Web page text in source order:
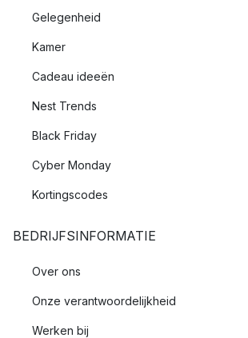
Gelegenheid
Kamer
Cadeau ideeën
Nest Trends
Black Friday
Cyber Monday
Kortingscodes
BEDRIJFSINFORMATIE
Over ons
Onze verantwoordelijkheid
Werken bij